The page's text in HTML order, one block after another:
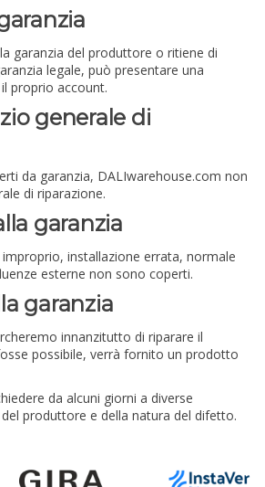
garanzia del produttore o ritiene di
legale, può presentare una
proprio account.
generale di
da garanzia, DALIwarehouse.com non
di riparazione.
garanzia
installazione errata, normale
esterne non sono coperti.
garanzia
innanzitutto di riparare il
possibile, verrà fornito un prodotto
da alcuni giorni a diverse
produttore e della natura del difetto.